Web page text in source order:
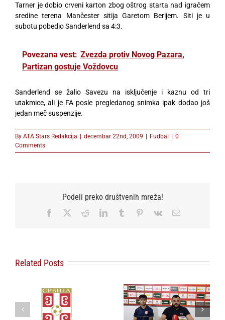
Tarner je dobio crveni karton zbog oštrog starta nad igračem
sredine terena Mančester sitija Garetom Berijem. Siti je u
subotu pobedio Sanderlend sa 4:3.
Povezana vest: Zvezda protiv Novog Pazara,
Partizan gostuje Voždovcu
Sanderlend se žalio Savezu na isključenje i kaznu od tri
utakmice, ali je FA posle pregledanog snimka ipak dodao još
jedan meč suspenzije.
By ATA Stars Redakcija | decembar 22nd, 2009 | Fudbal | 0
Comments
Podeli preko društvenih mreža!
Facebook RedditLinkedInTumblr Pinterest
Vk Email
Related Posts
Neđić pred Zemun:
Poraz od Čukaričkog